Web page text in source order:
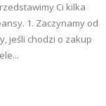
Ci kilka
1. Zaczynamy od
jeśli chodzi o zakup